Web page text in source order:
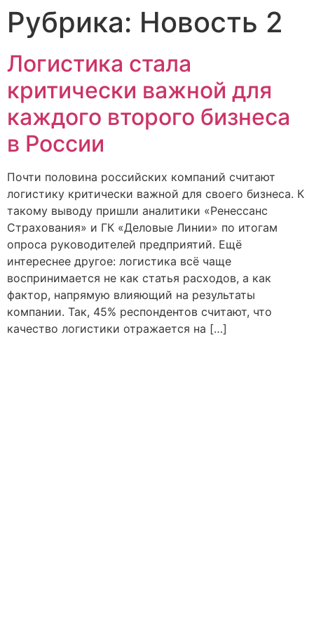
Рубрика: Новость 2
Логистика стала
критически важной для
каждого второго бизнеса
в России
Почти половина российских компаний считают
логистику критически важной для своего бизнеса. К
такому выводу пришли аналитики «Ренессанс
Страхования» и ГК «Деловые Линии» по итогам
опроса руководителей предприятий. Ещё
интереснее другое: логистика всё чаще
воспринимается не как статья расходов, а как
фактор, напрямую влияющий на результаты
компании. Так, 45% респондентов считают, что
качество логистики отражается на […]